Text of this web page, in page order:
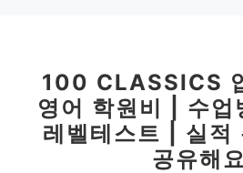
100 CLASSICS
영어 학원비 | 수업
레벨테스트 | 실적
공유해